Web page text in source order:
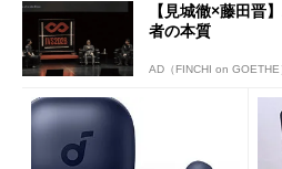
【見城徹×藤田晋
者の本質
AD（FINCHI on GOETHE